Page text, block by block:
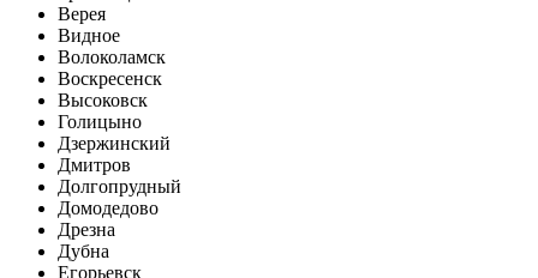
Верея
Видное
Волоколамск
Воскресенск
Высоковск
Голицыно
Дзержинский
Дмитров
Долгопрудный
Домодедово
Дрезна
Дубна
Егорьевск